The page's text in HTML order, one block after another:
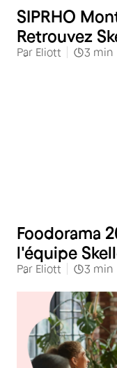
SIPRHO
Retrouvez
Par Eliott 3 min
Foodorama
l'équipe
Par Eliott 3 min